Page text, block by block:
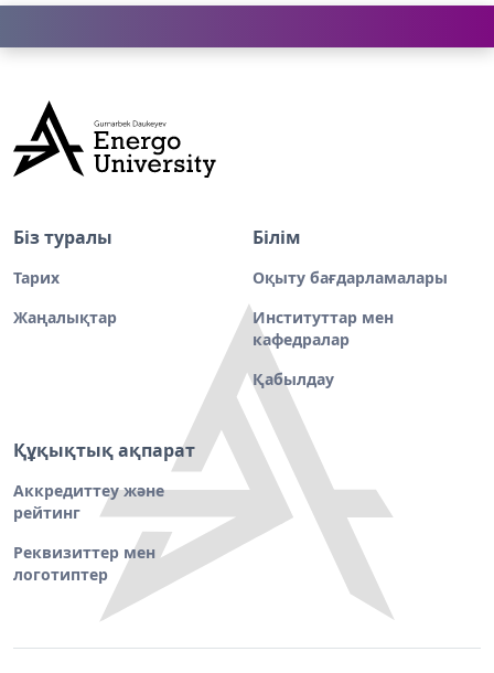
Біз туралы
Тарих
Жаңалықтар
Білім
Оқыту бағдарламалары
Институттар мен
кафедралар
Қабылдау
Құқықтық ақпарат
Аккредиттеу және
рейтинг
Реквизиттер мен
логотиптер